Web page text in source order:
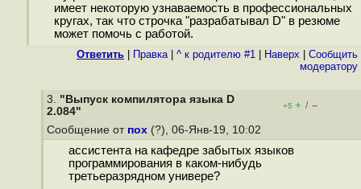
имеет некоторую узнаваемость в профессиональных
кругах, так что строчка "разрабатывал D" в резюме
может помочь с работой.
Ответить Правка| ^ к родителю #1 Наверх
Cообщить
модератору
3. "Выпуск компилятора языка D
2.084"
+5 + / –
Сообщение от пох (?), 06-Янв-19, 10:02
ассистента на кафедре забытых языков
программирования в каком-нибудь
третьеразрядном универе?